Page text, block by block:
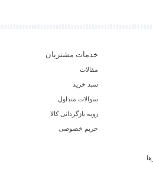
خدمات مشتریان
مقالات
سبد خرید
سوالات متداول
رویه بازگردانی کالا
حریم خصوصی